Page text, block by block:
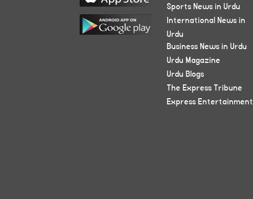
Sports News in Urdu
International News in
Urdu
Business News in Urdu
Urdu Magazine
Urdu Blogs
The Express Tribune
Express Entertainment